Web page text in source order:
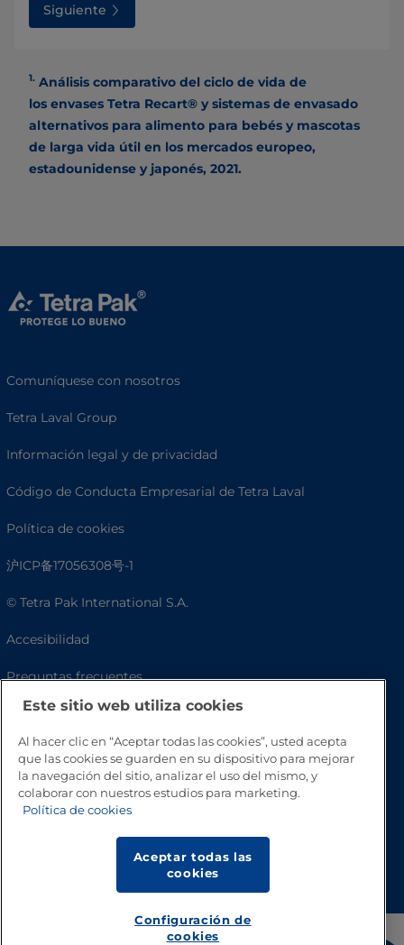
Siguiente
1. Análisis comparativo del ciclo de vida de
los envases Tetra Recart® y sistemas de envasado
alternativos para alimento para bebés y mascotas
de larga vida útil en los mercados europeo,
estadounidense y japonés, 2021.
Comuníquese con nosotros
Tetra Laval Group
Información legal y de privacidad
Código de Conducta Empresarial de Tetra Laval
Política de cookies
沪ICP备17056308号-1
© Tetra Pak International S.A.
Accesibilidad
Preguntas frecuentes
Este sitio web utiliza cookies
Al hacer clic en “Aceptar todas las cookies”, usted acepta
que las cookies se guarden en su dispositivo para mejorar
la navegación del sitio, analizar el uso del mismo, y
colaborar con nuestros estudios para marketing.
Política de cookies
Aceptar todas las
cookies
Configuración de
cookies